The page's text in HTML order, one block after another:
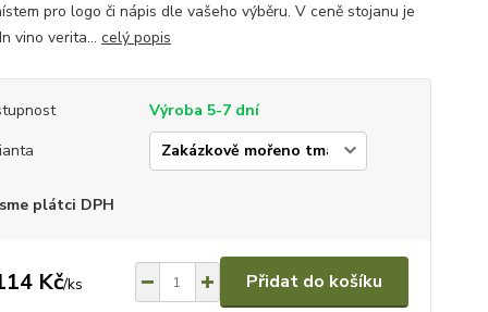
pro logo či nápis dle vašeho výběru. V ceně stojanu je
vino verita... celý popis
Výroba 5-7 dní
plátci DPH
Kč/ks Přidat do košíku